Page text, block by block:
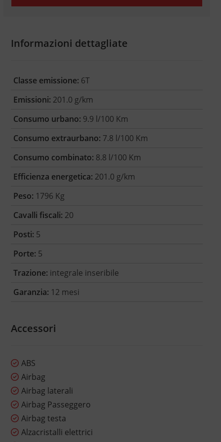
Informazioni dettagliate
Classe emissione: 6T
Emissioni: 201.0 g/km
Consumo urbano: 9.9 l/100 Km
Consumo extraurbano: 7.8 l/100 Km
Consumo combinato: 8.8 l/100 Km
Efficienza energetica: 201.0 g/km
Peso: 1796 Kg
Cavalli fiscali: 20
Posti: 5
Porte: 5
Trazione: integrale inseribile
Garanzia: 12 mesi
Accessori
ABS
Airbag
Airbag laterali
Airbag Passeggero
Airbag testa
Alzacristalli elettrici